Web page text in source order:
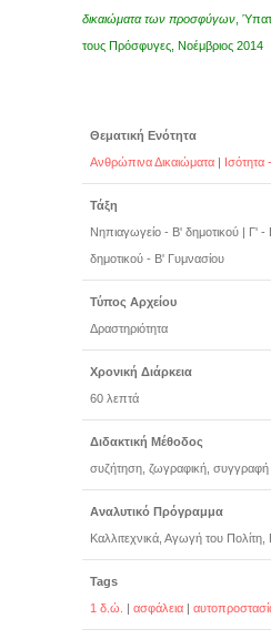
δικαιώματα των προσφύγων ,
τους Πρόσφυγες, Νοέμβριος 2014
Θεματική Ενότητα
Ανθρώπινα Δικαιώματα |
Τάξη
Νηπιαγωγείο - Β' δημοτικού | Γ' -
δημοτικού - Β' Γυμνασίου
Τύπος Αρχείου
Δραστηριότητα
Χρονική Διάρκεια
60 λεπτά
Διδακτική Μέθοδος
συζήτηση, ζωγραφική, συγγραφή
Αναλυτικό Πρόγραμμα
Καλλιτεχνικά, Αγωγή του Πολίτη,
Tags
1 δ.ώ.
| ασφάλεια |